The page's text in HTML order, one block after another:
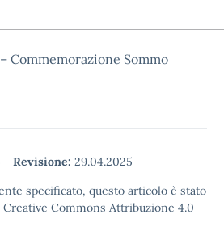
Commemorazione Sommo
- Revisione: 29.04.2025
specificato, questo articolo è stato
Commons Attribuzione 4.0